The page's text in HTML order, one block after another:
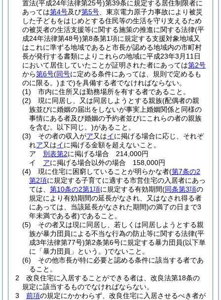
置法(平成24年法律第25号)第39条に規定する居住制限者に
あっては第4号及び第5号 、東京電力原子力事故により被災
した子どもをはじめとする住民等の生活を守り支えるため
の被災者の生活支援等に関する施策の推進に関する法律(平
成24年法律第48号)第8条第1項に規定する支援対象地域又
はこれに準ずる地域であると市長が認める地域内の市町村
長が発行する書類によりこれらの地域に平成23年3月11日
において居住していたことが証明された者にあっては第2号
から第6号(同号に定める条件にあっては、規則で定めるも
のに限る。) まで)を具備する者でなければならない。
(1)
市内に住所又は勤務場所を有する者であること。
(2)
現に同居し、又は同居しようとする親族(配偶者の親
族並びに婚姻の届出をしないが事実上婚姻関係と同様の
事情にある者及び婚姻の予約者並びにこれらの者の親族
を含む。以下同じ。)があること。
(3)
その者の収入がア又はイに掲げる場合に応じ、それぞ
れア又はイに掲げる金額を超えないこと。
ア
別表第2に掲げる場合 214,000円
イ
アに掲げる場合以外の場合 158,000円
(4)
現に住宅に困窮していることが明らかな者(第7条の2
第2項に規定する子育てに適する市営住宅の入居者にあっ
ては、 第10条の2第1項に規定する有効期間(同条第3項の
規定により有効期間の延長がなされ、又はなされ得る者
にあっては、当該延長がなされた期間)の満了の日まで3
年未満である者)であること。
(5)
その者又は現に同居し、若しくは同居しようとする親
族が暴力団員による不当な行為の防止等に関する法律(平
成3年法律第77号)第2条第6号に規定する暴力団員(以下単
に「暴力団員」という。)でないこと。
(6)
その他市長が特に必要と認める条件に該当する者であ
ること。
2
改良住宅に入居することができる者は、改良法第18条の
規定に該当するものでなければならない。
3
前項の規定にかかわらず、改良住宅に入居させるべき者が